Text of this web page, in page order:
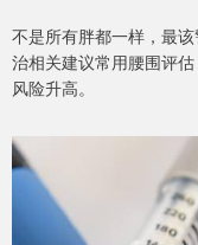
不是所有胖都一样，最
治相关建议常用腰围评
风险升高。